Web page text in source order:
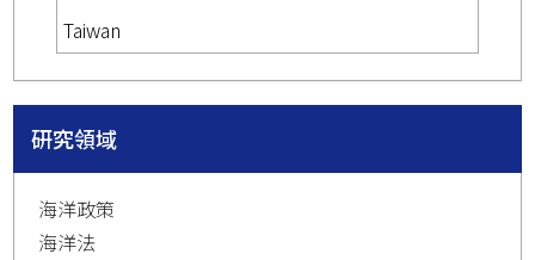
Taiwan
研究領域
海洋政策
海洋法